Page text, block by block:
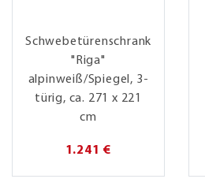
Schwebetürenschrank
"Riga"
alpinweiß/Spiegel, 3-
türig, ca. 271 x 221
cm
1.241 €